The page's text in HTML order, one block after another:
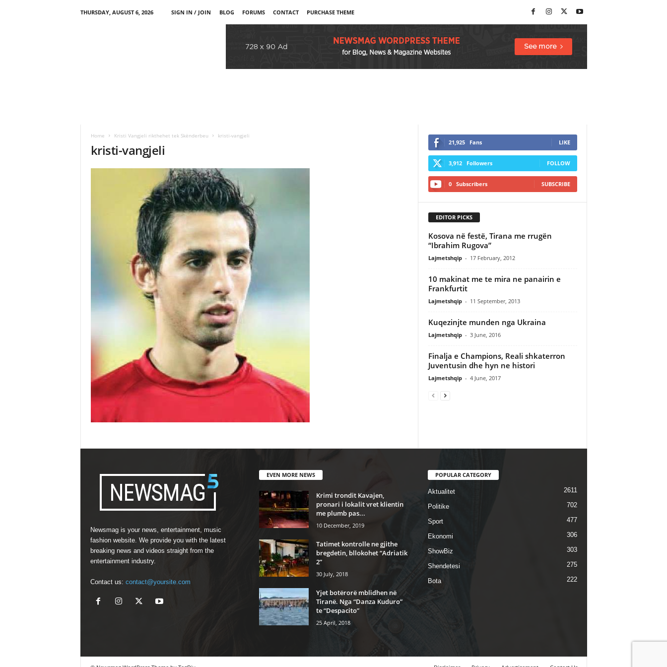
THURSDAY, AUGUST 6, 2026 SIGN IN / JOIN BLOG FORUMS CONTACT PURCHASE THEME
Home Kristi Vangjeli rikthehet tek Skënderbeu kristi-vangjeli
kristi-vangjeli 21,925 Fans LIKE
3,912 Followers FOLLOW
0 Subscribers SUBSCRIBE
EDITOR PICKS
Kosova në festë, Tirana me rrugën
“Ibrahim Rugova”
Lajmetshqip - 17 February, 2012
10 makinat me te mira ne panairin e
Frankfurtit
Lajmetshqip - 11 September, 2013
Kuqezinjte munden nga Ukraina
Lajmetshqip - 3 June, 2016
Finalja e Champions, Reali shkaterron
Juventusin dhe hyn ne histori
Lajmetshqip - 4 June, 2017
Newsmag is your news, entertainment, music
fashion website. We provide you with the latest
breaking news and videos straight from the
entertainment industry.
Contact us: contact@yoursite.com
EVEN MORE NEWS
Krimi trondit Kavajen,
pronari i lokalit vret klientin
me plumb pas...
10 December, 2019
Tatimet kontrolle ne gjithe
bregdetin, bllokohet “Adriatik
2”
30 July, 2018
Yjet botërorë mblidhen në
Tiranë. Nga “Danza Kuduro”
te “Despacito”
25 April, 2018
POPULAR CATEGORY
Aktualitet 2611
Politike 702
Sport 477
Ekonomi 306
ShowBiz 303
Shendetesi 275
Bota 222